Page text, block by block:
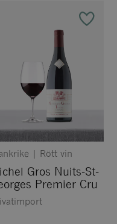
| Rött vin
Gros Nuits-St-
Premier Cru